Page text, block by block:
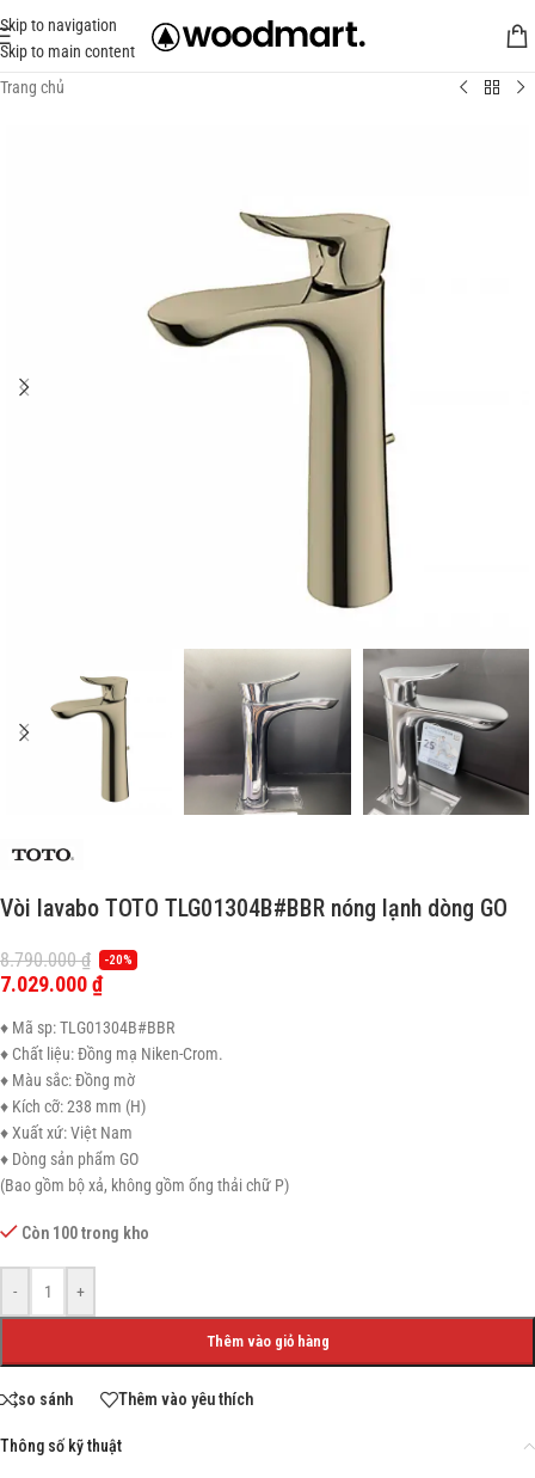
Skip to navigation
Skip to main content
Trang chủ
Vòi lavabo TOTO TLG01304B#BBR nóng lạnh dòng GO
8.790.000₫ -20%
7.029.000₫
♦ Mã sp: TLG01304B#BBR
♦ Chất liệu: Đồng mạ Niken-Crom.
♦ Màu sắc: Đồng mờ
♦ Kích cỡ: 238 mm (H)
♦ Xuất xứ: Việt Nam
♦ Dòng sản phẩm GO
(Bao gồm bộ xả, không gồm ống thải chữ P)
Còn 100 trong kho
- +
Thêm vào giỏ hàng
so sánh Thêm vào yêu thích
Thông số kỹ thuật